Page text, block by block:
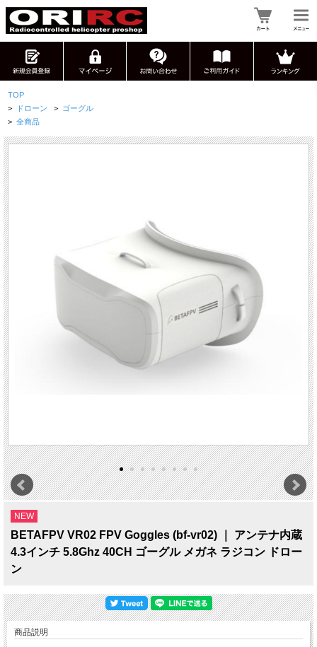
TOP
> ドローン > ゴーグル
> 全商品
NEW
BETAFPV VR02 FPV Goggles (bf-vr02) ｜ アンテナ内蔵
4.3インチ 5.8Ghz 40CH ゴーグル メガネ ラジコン ドロー
ン
商品説明